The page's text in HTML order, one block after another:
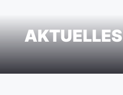
AKTUELLES